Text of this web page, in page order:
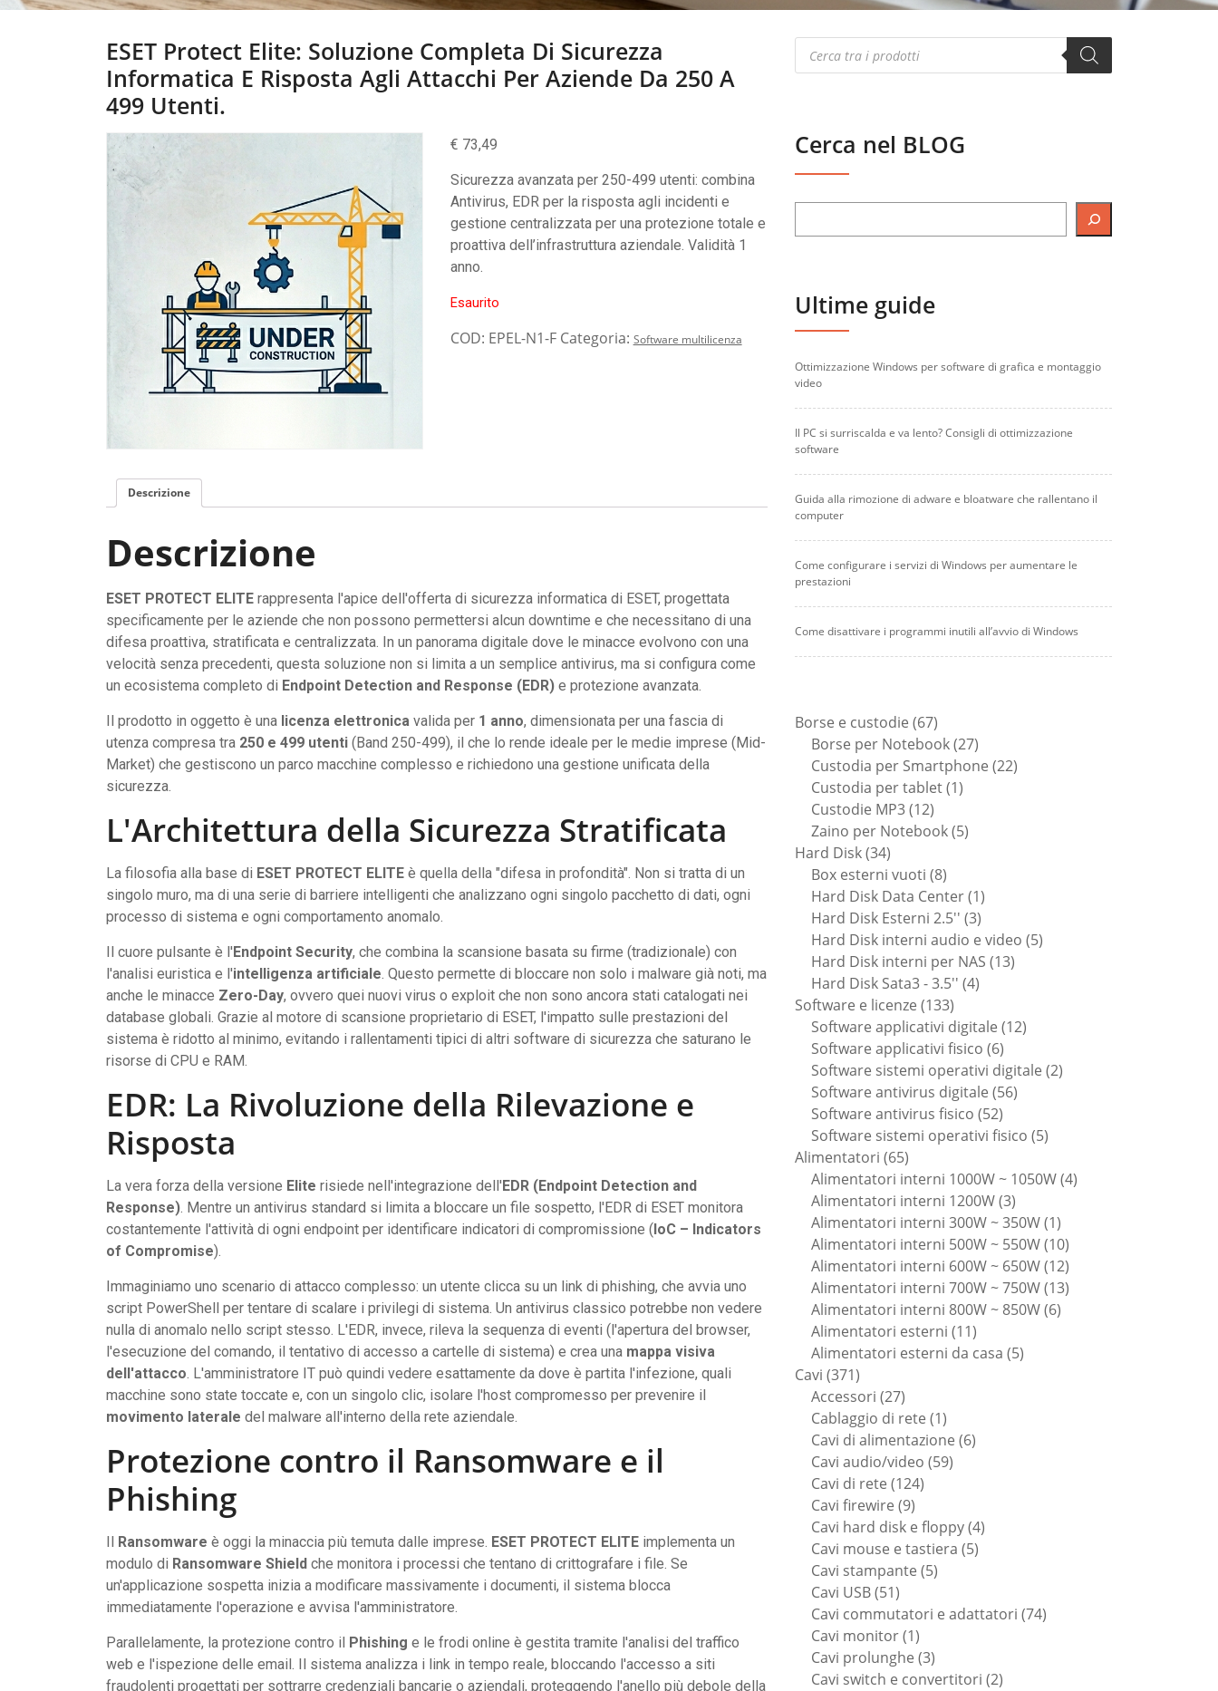
ESET Protect Elite: Soluzione Completa Di Sicurezza
Informatica E Risposta Agli Attacchi Per Aziende Da 250 A
499 Utenti.
€ 73,49
Sicurezza avanzata per 250-499 utenti: combina
Antivirus, EDR per la risposta agli incidenti e
gestione centralizzata per una protezione totale e
proattiva dell’infrastruttura aziendale. Validità 1
anno.
Esaurito
COD: EPEL-N1-F Categoria: Software multilicenza
Descrizione
Descrizione
ESET PROTECT ELITE rappresenta l'apice dell'offerta di sicurezza informatica di ESET, progettata
specificamente per le aziende che non possono permettersi alcun downtime e che necessitano di una
difesa proattiva, stratificata e centralizzata. In un panorama digitale dove le minacce evolvono con una
velocità senza precedenti, questa soluzione non si limita a un semplice antivirus, ma si configura come
un ecosistema completo di Endpoint Detection and Response (EDR) e protezione avanzata.
Il prodotto in oggetto è una licenza elettronica valida per 1 anno, dimensionata per una fascia di
utenza compresa tra 250 e 499 utenti (Band 250-499), il che lo rende ideale per le medie imprese (Mid-
Market) che gestiscono un parco macchine complesso e richiedono una gestione unificata della
sicurezza.
L'Architettura della Sicurezza Stratificata
La filosofia alla base di ESET PROTECT ELITE è quella della "difesa in profondità". Non si tratta di un
singolo muro, ma di una serie di barriere intelligenti che analizzano ogni singolo pacchetto di dati, ogni
processo di sistema e ogni comportamento anomalo.
Il cuore pulsante è l' Endpoint Security, che combina la scansione basata su firme (tradizionale) con
l'analisi euristica e l'intelligenza artificiale. Questo permette di bloccare non solo i malware già noti, ma
anche le minacce Zero-Day, ovvero quei nuovi virus o exploit che non sono ancora stati catalogati nei
database globali. Grazie al motore di scansione proprietario di ESET, l'impatto sulle prestazioni del
sistema è ridotto al minimo, evitando i rallentamenti tipici di altri software di sicurezza che saturano le
risorse di CPU e RAM.
EDR: La Rivoluzione della Rilevazione e
Risposta
La vera forza della versione Elite risiede nell'integrazione dell' EDR (Endpoint Detection and
Response). Mentre un antivirus standard si limita a bloccare un file sospetto, l'EDR di ESET monitora
costantemente l'attività di ogni endpoint per identificare indicatori di compromissione ( IoC – Indicators
of Compromise).
Immaginiamo uno scenario di attacco complesso: un utente clicca su un link di phishing, che avvia uno
script PowerShell per tentare di scalare i privilegi di sistema. Un antivirus classico potrebbe non vedere
nulla di anomalo nello script stesso. L'EDR, invece, rileva la sequenza di eventi (l'apertura del browser,
l'esecuzione del comando, il tentativo di accesso a cartelle di sistema) e crea una mappa visiva
dell'attacco. L'amministratore IT può quindi vedere esattamente da dove è partita l'infezione, quali
macchine sono state toccate e, con un singolo clic, isolare l'host compromesso per prevenire il
movimento laterale del malware all'interno della rete aziendale.
Protezione contro il Ransomware e il
Phishing
Ransomware è oggi la minaccia più temuta dalle imprese. ESET PROTECT ELITE implementa un
modulo di Ransomware Shield che monitora i processi che tentano di crittografare i file. Se
un'applicazione sospetta inizia a modificare massivamente i documenti, il sistema blocca
immediatamente l'operazione e avvisa l'amministratore.
Parallelamente, la protezione contro il Phishing e le frodi online è gestita tramite l'analisi del traffico
web e l'ispezione delle email. Il sistema analizza i link in tempo reale, bloccando l'accesso a siti
fraudolenti progettati per sottrarre credenziali bancarie o aziendali, proteggendo l'anello più debole della
Products
search
Cerca nel BLOG
Ultime guide
Ottimizzazione Windows per software di grafica e montaggio
video
Il PC si surriscalda e va lento? Consigli di ottimizzazione
software
Guida alla rimozione di adware e bloatware che rallentano il
computer
Come configurare i servizi di Windows per aumentare le
prestazioni
Come disattivare i programmi inutili all’avvio di Windows
Borse e custodie 6767
prodotti
Borse per Notebook 2727
prodotti
Custodia per Smartphone 2222
Custodia per tablet 11
Custodie MP3 1212
prodotti
Zaino per Notebook 55
Hard Disk 3434
prodotti
Box esterni vuoti 88
prodotti
Hard Disk Data Center 11
prodotto
Hard Disk Esterni 2.5'' 33
prodotti
Hard Disk interni audio e video 55
Hard Disk interni per NAS 1313
Hard Disk Sata3 - 3.5'' 44
Software e licenze 133133
prodotti
Software applicativi digitale 1212
Software applicativi fisico 66
prodotti
Software sistemi operativi digitale 22
Software antivirus digitale 5656
Software antivirus fisico 5252
prodotti
Software sistemi operativi fisico 55
Alimentatori 6565
prodotti
Alimentatori interni 1000W ~ 1050W 44
Alimentatori interni 1200W 33
prodotti
Alimentatori interni 300W ~ 350W 11
prodotto
Alimentatori interni 500W ~ 550W 1010
prodotti
Alimentatori interni 600W ~ 650W 1212
prodotti
Alimentatori interni 700W ~ 750W 1313
Alimentatori interni 800W ~ 850W 66
Alimentatori esterni 1111
prodotti
Alimentatori esterni da casa 55
Cavi 371371
prodotti
Accessori 2727
prodotti
Cablaggio di rete 11
prodotto
Cavi di alimentazione 66
Cavi audio/video 5959
Cavi di rete 124124
Cavi firewire 99
prodotti
Cavi hard disk e floppy 44
Cavi mouse e tastiera 55
Cavi stampante 55
Cavi USB 5151
prodotti
Cavi commutatori e adattatori 7474
Cavi monitor 11
prodotto
Cavi prolunghe 33
prodotti
Cavi switch e convertitori 22